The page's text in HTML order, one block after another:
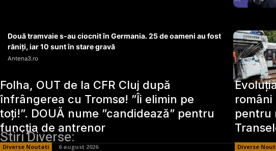
Două tramvaie s-au ciocnit în Germania. 25 de oameni au fost
răniți, iar 10 sunt în stare gravă
Antena3.ro
Stiri Diverse:
Folha, OUT de la CFR Cluj după
înfrângerea cu Tromsø! ”Îi elimin pe
toți!”. DOUĂ nume ”candidează” pentru
funcția de antrenor
Diverse Noutati 6 august 2026
pentru
Diverse